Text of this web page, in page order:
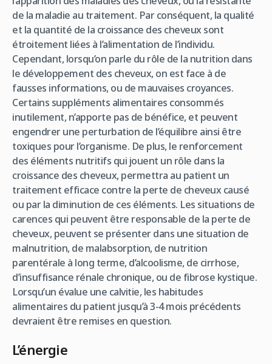
de la maladie au traitement. Par conséquent, la qualité
et la quantité de la croissance des cheveux sont
étroitement liées à l’alimentation de l’individu.
Cependant, lorsqu’on parle du rôle de la nutrition dans
le développement des cheveux, on est face à de
fausses informations, ou de mauvaises croyances.
Certains suppléments alimentaires consommés
inutilement, n’apporte pas de bénéfice, et peuvent
engendrer une perturbation de l’équilibre ainsi être
toxiques pour l’organisme. De plus, le renforcement
des éléments nutritifs qui jouent un rôle dans la
croissance des cheveux, permettra au patient un
traitement efficace contre la perte de cheveux causé
ou par la diminution de ces éléments. Les situations de
carences qui peuvent être responsable de la perte de
cheveux, peuvent se présenter dans une situation de
malnutrition, de malabsorption, de nutrition
parentérale à long terme, d’alcoolisme, de cirrhose,
d’insuffisance rénale chronique, ou de fibrose kystique.
Lorsqu’un évalue une calvitie, les habitudes
alimentaires du patient jusqu’à 3-4 mois précédents
devraient être remises en question.
L’énergie